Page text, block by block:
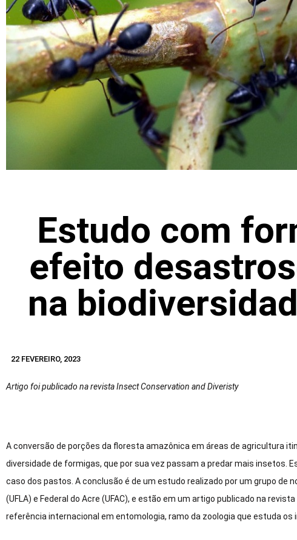
Estudo com
efeito
na
22 FEVEREIRO, 2023
Artigo foi publicado na revista Insect Conservation and Diveristy
A conversão de porções da floresta amazônica em áreas de agricultura
diversidade de formigas, que por sua vez passam a predar mais insetos.
caso dos pastos. A conclusão é de um estudo realizado por um grupo de
(UFLA) e Federal do Acre (UFAC), e estão em um artigo publicado na
referência internacional em entomologia, ramo da zoologia que estuda os